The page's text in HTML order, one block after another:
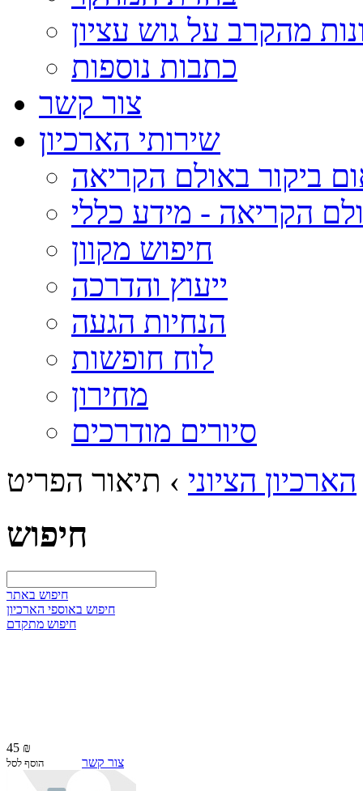
מהקרב על גוש עציון
כתבות נוספות
צור קשר
שירותי הארכיון
ביקור באולם הקריאה
הקריאה - מידע כללי
חיפוש מקוון
ייעוץ והדרכה
הנחיות הגעה
לוח חופשות
מחירון
סיורים מודרכים
הארכיון הציוני › תיאור הפריט
חיפוש
חיפוש באתר
חיפוש באוספי הארכיון
חיפוש מתקדם
45 ₪
הוסף לסל צור קשר